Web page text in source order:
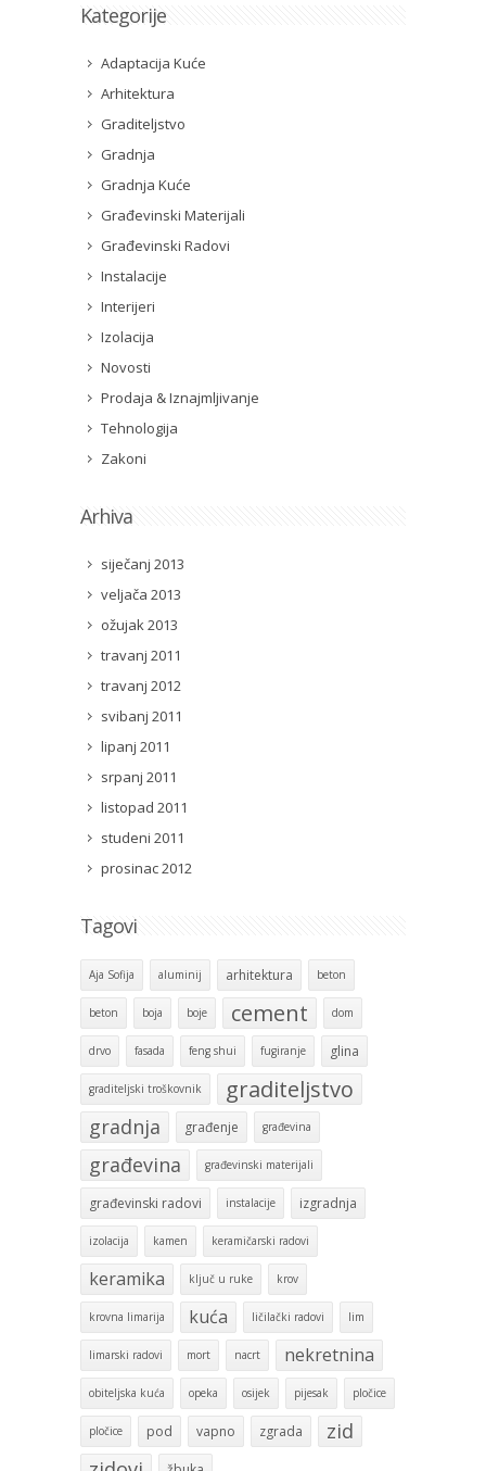
Kategorije
Adaptacija Kuće
Arhitektura
Graditeljstvo
Gradnja
Gradnja Kuće
Građevinski Materijali
Građevinski Radovi
Instalacije
Interijeri
Izolacija
Novosti
Prodaja & Iznajmljivanje
Tehnologija
Zakoni
Arhiva
siječanj 2013
veljača 2013
ožujak 2013
travanj 2011
travanj 2012
svibanj 2011
lipanj 2011
srpanj 2011
listopad 2011
studeni 2011
prosinac 2012
Tagovi
Aja Sofija aluminij arhitektura beton
beton boja boje cement dom
drvo fasada feng shui fugiranje glina
graditeljski troškovnik graditeljstvo
gradnja građenje građevina
građevina građevinski materijali
građevinski radovi instalacije izgradnja
izolacija kamen keramičarski radovi
keramika ključ u ruke krov
krovna limarija kuća ličilački radovi lim
limarski radovi mort nacrt nekretnina
obiteljska kuća opeka osijek pijesak pločice
pločice pod vapno zgrada
zid